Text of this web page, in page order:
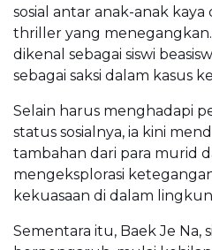
sosial antar anak-anak
thriller yang
dikenal sebagai siswi
sebagai saksi dalam kasus
Selain harus menghadapi
status sosialnya, ia kini
tambahan dari para murid
mengeksplorasi
kekuasaan di dalam
Sementara itu, Baek Je Na,